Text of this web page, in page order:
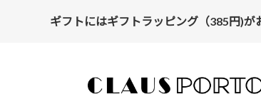
ギフトにはギフトラッピング（385円)が